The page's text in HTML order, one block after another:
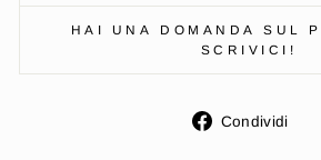
HAI UNA DOMANDA SUL
SCRIVICI!
Condividi